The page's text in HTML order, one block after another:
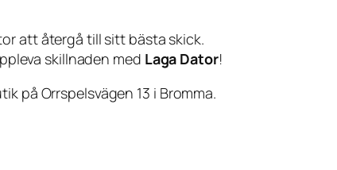
att återgå till sitt bästa skick.
skillnaden med Laga Dator!
på Orrspelsvägen 13 i Bromma.